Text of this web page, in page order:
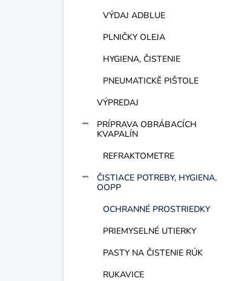
VÝDAJ ADBLUE
PLNIČKY OLEJA
HYGIENA, ČISTENIE
PNEUMATICKĚ PIŠTOLE
VÝPREDAJ
PRÍPRAVA OBRÁBACÍCH
KVAPALÍN
REFRAKTOMETRE
ČISTIACE POTREBY, HYGIENA,
OOPP
OCHRANNÉ PROSTRIEDKY
PRIEMYSELNÉ UTIERKY
PASTY NA ČISTENIE RÚK
RUKAVICE